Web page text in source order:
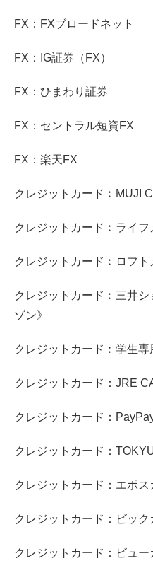
FX：FXブロードネット
FX：IG証券（FX）
FX：ひまわり証券
FX：セントラル短資FX
FX：楽天FX
クレジットカード︰MUJI
クレジットカード︰ライフ
クレジットカード︰ロフト
クレジットカード︰三井
ゾン》
クレジットカード︰学生専
クレジットカード：JRE
クレジットカード：
クレジットカード：
クレジットカード：エポス
クレジットカード：ビッ
クレジットカード：ビュー